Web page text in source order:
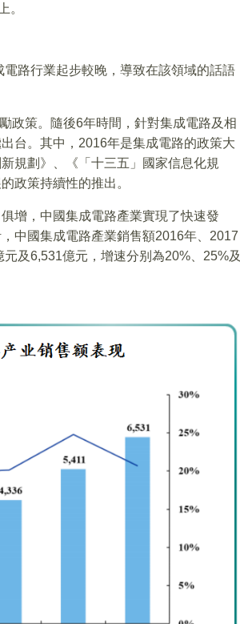
。
路行業起步較晚，導致在該領域的話語
政策。隨後6年時間，針對集成電路及相
台。其中，2016年是集成電路的政策大
規劃》、《「十三五」國家信息化規
政策持續性的推出。
增，中國集成電路產業實現了快速發
中國集成電路產業銷售額2016年、2017
及6,531億元，增速分别為20%、25%及